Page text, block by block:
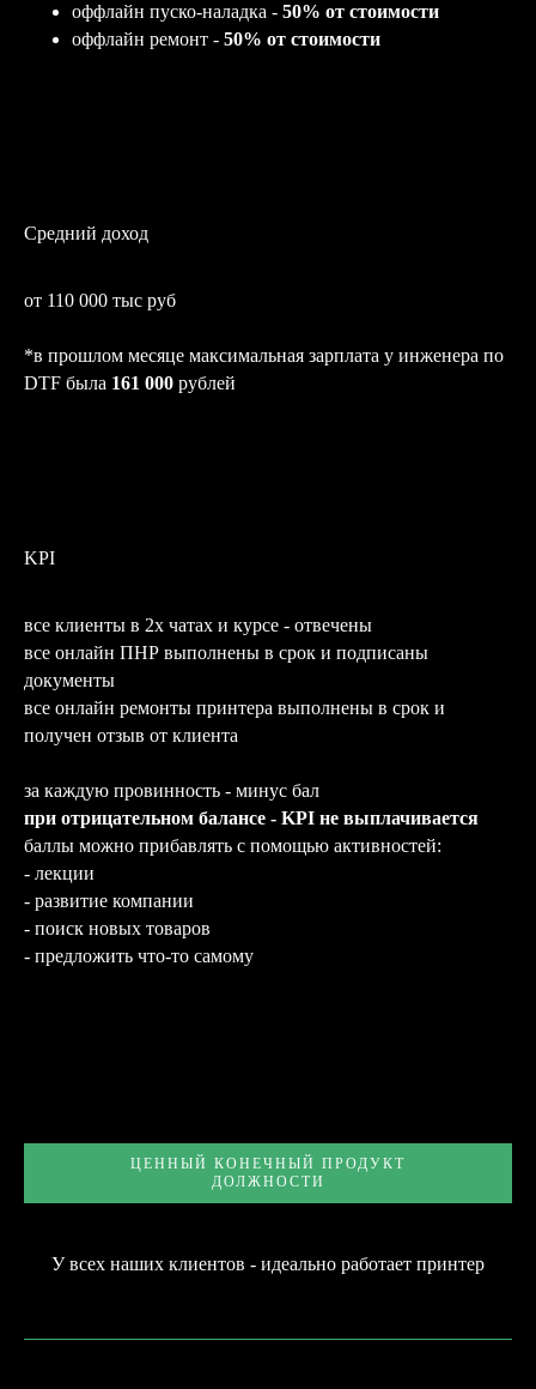
оффлайн пуско-наладка - 50% от стоимости
оффлайн ремонт - 50% от стоимости
Средний доход
от 110 000 тыс руб
*в прошлом месяце максимальная зарплата у инженера по
DTF была 161 000 рублей
KPI
все клиенты в 2х чатах и курсе - отвечены
все онлайн ПНР выполнены в срок и подписаны
документы
все онлайн ремонты принтера выполнены в срок и
получен отзыв от клиента
за каждую провинность - минус бал
при отрицательном балансе - KPI не выплачивается
баллы можно прибавлять с помощью активностей:
- лекции
- развитие компании
- поиск новых товаров
- предложить что-то самому
ЦЕННЫЙ КОНЕЧНЫЙ ПРОДУКТ
ДОЛЖНОСТИ
У всех наших клиентов - идеально работает принтер
TELEGRAM ВКОНТАКТЕ
+7
Я даю согласие на обработку
персональных данных и соглашаюсь
c политикой конфиденциальности
ЗАКАЖИТЕ ОБРАТНЫЙ
ЗВОНОК
с нами любым удобным способом